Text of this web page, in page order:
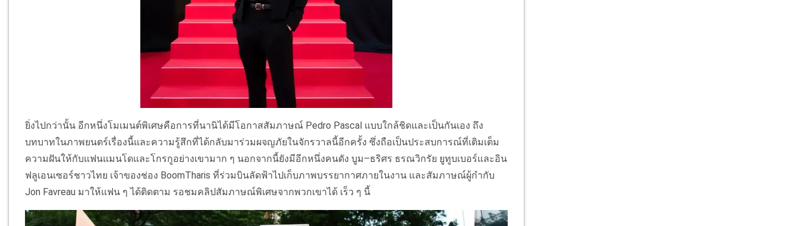
ยิ่งไปกว่านั้น อีกหนึ่งโมเมนต์พิเศษคือการที่นานิได้มีโอกาสสัมภาษณ์ Pedro Pascal แบบใกล้ชิดและเป็นกันเอง ถึง
บทบาทในภาพยนตร์เรื่องนี้และความรู้สึกที่ได้กลับมาร่วมผจญภัยในจักรวาลนี้อีกครั้ง ซึ่งถือเป็นประสบการณ์ที่เติมเต็ม
ความฝันให้กับแฟนแมนโดและโกรกูอย่างเขามาก ๆ นอกจากนี้ยังมีอีกหนึ่งคนดัง บูม–ธริศร ธรณวิกรัย ยูทูบเบอร์และอิน
ฟลูเอนเซอร์ชาวไทย เจ้าของช่อง BoomTharis ที่ร่วมบินลัดฟ้าไปเก็บภาพบรรยากาศภายในงาน และสัมภาษณ์ผู้กำกับ
Jon Favreau มาให้แฟน ๆ ได้ติดตาม รอชมคลิปสัมภาษณ์พิเศษจากพวกเขาได้ เร็ว ๆ นี้